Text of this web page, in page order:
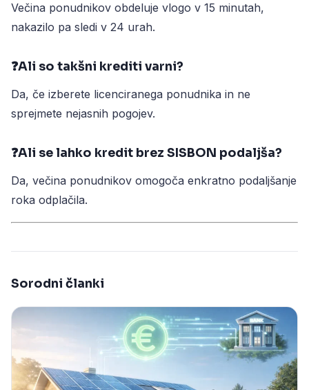
Večina ponudnikov obdeluje vlogo v 15 minutah,
nakazilo pa sledi v 24 urah.
❓Ali so takšni krediti varni?
Da, če izberete licenciranega ponudnika in ne
sprejmete nejasnih pogojev.
❓Ali se lahko kredit brez SISBON podaljša?
Da, večina ponudnikov omogoča enkratno podaljšanje
roka odplačila.
Sorodni članki